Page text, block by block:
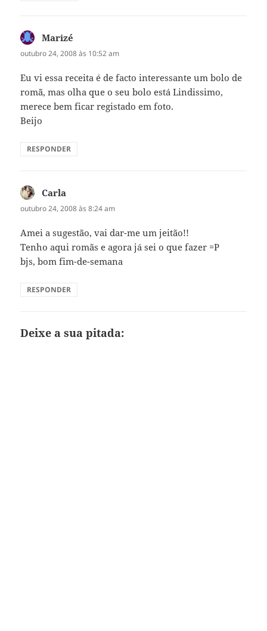
Marizé
outubro 24, 2008 às 10:52 am
Eu vi essa receita é de facto interessante um bolo de
romã, mas olha que o seu bolo está Lindissimo,
merece bem ficar registado em foto.
Beijo
RESPONDER
Carla
outubro 24, 2008 às 8:24 am
Amei a sugestão, vai dar-me um jeitão!!
Tenho aqui romãs e agora já sei o que fazer =P
bjs, bom fim-de-semana
RESPONDER
Deixe a sua pitada: